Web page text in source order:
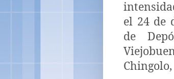
el 24 de
de